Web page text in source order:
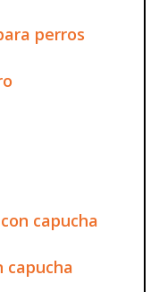
perros
capucha
capucha